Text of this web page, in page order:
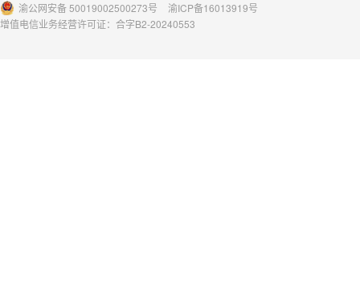
渝公网安备 50019002500273号
渝ICP备16013919号
增值电信业务经营许可证：合字B2-20240553